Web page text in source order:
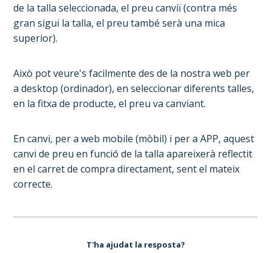
de la talla seleccionada, el preu canviï (contra més
gran sigui la talla, el preu també serà una mica
superior).
Això pot veure's facilmente des de la nostra web per
a desktop (ordinador), en seleccionar diferents talles,
en la fitxa de producte, el preu va canviant.
En canvi, per a web mobile (mòbil) i per a APP, aquest
canvi de preu en funció de la talla apareixerà reflectit
en el carret de compra directament, sent el mateix
correcte.
T'ha ajudat la resposta?